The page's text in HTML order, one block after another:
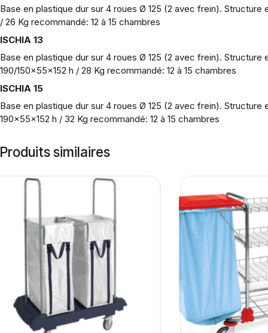
Base en plastique dur sur 4 roues Ø 125 (2 avec frein).
/ 26 Kg recommandé: 12 à 15 chambres
ISCHIA 13
Base en plastique dur sur 4 roues Ø 125 (2 avec frein).
190/150x55x152 h / 28 Kg recommandé: 12 à 15 chambres
ISCHIA 15
Base en plastique dur sur 4 roues Ø 125 (2 avec frein).
190x55x152 h / 32 Kg recommandé: 12 à 15 chambres
Produits similaires